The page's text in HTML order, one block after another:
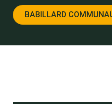
BABILLARD